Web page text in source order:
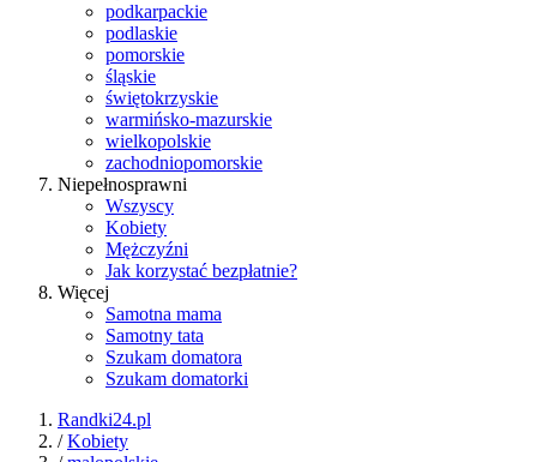
podkarpackie
podlaskie
pomorskie
śląskie
świętokrzyskie
warmińsko-mazurskie
wielkopolskie
zachodniopomorskie
Niepełnosprawni
Wszyscy
Kobiety
Mężczyźni
Jak korzystać bezpłatnie?
Więcej
Samotna mama
Samotny tata
Szukam domatora
Szukam domatorki
Randki24.pl
/Kobiety